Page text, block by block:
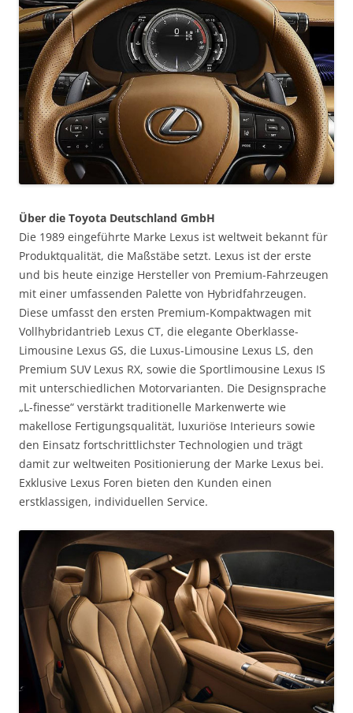
Über die Toyota Deutschland GmbH
Die 1989 eingeführte Marke Lexus ist weltweit bekannt für
Produktqualität, die Maßstäbe setzt. Lexus ist der erste
und bis heute einzige Hersteller von Premium-Fahrzeugen
mit einer umfassenden Palette von Hybridfahrzeugen.
Diese umfasst den ersten Premium-Kompaktwagen mit
Vollhybridantrieb Lexus CT, die elegante Oberklasse-
Limousine Lexus GS, die Luxus-Limousine Lexus LS, den
Premium SUV Lexus RX, sowie die Sportlimousine Lexus IS
mit unterschiedlichen Motorvarianten. Die Designsprache
„L-finesse“ verstärkt traditionelle Markenwerte wie
makellose Fertigungsqualität, luxuriöse Interieurs sowie
den Einsatz fortschrittlichster Technologien und trägt
damit zur weltweiten Positionierung der Marke Lexus bei.
Exklusive Lexus Foren bieten den Kunden einen
erstklassigen, individuellen Service.